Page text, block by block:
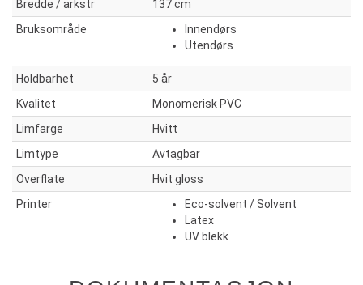
Bredde / arkstr
137 cm
Bruksområde
Innendørs
Utendørs
Holdbarhet
5 år
Kvalitet
Monomerisk PVC
Limfarge
Hvitt
Limtype
Avtagbar
Overflate
Hvit gloss
Printer
Eco-solvent / Solvent
Latex
UV blekk